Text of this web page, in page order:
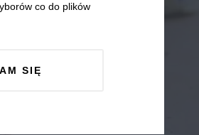
co do plików
SIĘ